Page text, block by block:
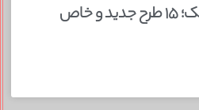
تزئین پلو مجلسی شیک؛ ۱۵ طرح جدید و خاص